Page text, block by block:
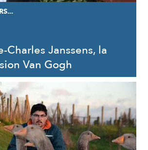
Charles Janssens, la
Van Gogh